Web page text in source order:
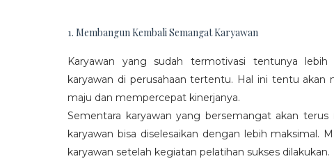
1. Membangun Kembali Semangat Karyawan
Karyawan yang sudah termotivasi tentunya
karyawan di perusahaan tertentu. Hal ini tentu
maju dan mempercepat kinerjanya.
Sementara karyawan yang bersemangat akan
karyawan bisa diselesaikan dengan lebih maksimal.
karyawan setelah kegiatan pelatihan sukses dilakukan.